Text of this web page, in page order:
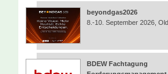
beyondgas2026
8.-10. September 2026,
BDEW Fachtagung